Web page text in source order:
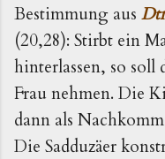
Bestimmung aus
(20,28): Stirbt ein
hinterlassen, so soll
Frau nehmen. Die
dann als
Die Sadduzäer